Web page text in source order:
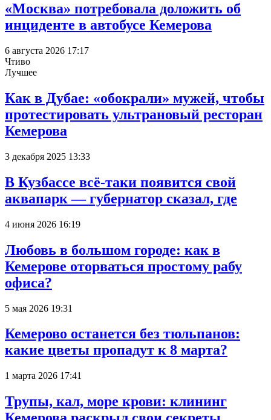
«Москва» потребовала доложить об
инциденте в автобусе Кемерова
6 августа 2026 17:17
Чтиво
Лучшее
Как в Дубае: «обокрали» мужей, чтобы
протестировать ультрановый ресторан
Кемерова
3 декабря 2025 13:33
В Кузбассе всё-таки появится свой
аквапарк — губернатор сказал, где
4 июня 2026 16:19
Любовь в большом городе: как в
Кемерове оторваться простому рабу
офиса?
5 мая 2026 19:31
Кемерово останется без тюльпанов:
какие цветы пропадут к 8 марта?
1 марта 2026 17:41
Трупы, кал, море крови: клининг